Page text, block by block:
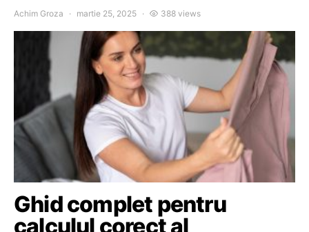
Achim Groza martie 25, 2025 388 views
Ghid complet pentru
calculul corect al